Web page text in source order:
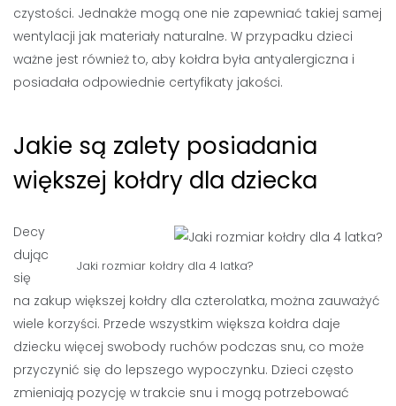
czystości. Jednakże mogą one nie zapewniać takiej samej
wentylacji jak materiały naturalne. W przypadku dzieci
ważne jest również to, aby kołdra była antyalergiczna i
posiadała odpowiednie certyfikaty jakości.
Jakie są zalety posiadania
większej kołdry dla dziecka
Jaki rozmiar kołdry dla 4 latka?
Decy
dując
się
na zakup większej kołdry dla czterolatka, można zauważyć
wiele korzyści. Przede wszystkim większa kołdra daje
dziecku więcej swobody ruchów podczas snu, co może
przyczynić się do lepszego wypoczynku. Dzieci często
zmieniają pozycję w trakcie snu i mogą potrzebować